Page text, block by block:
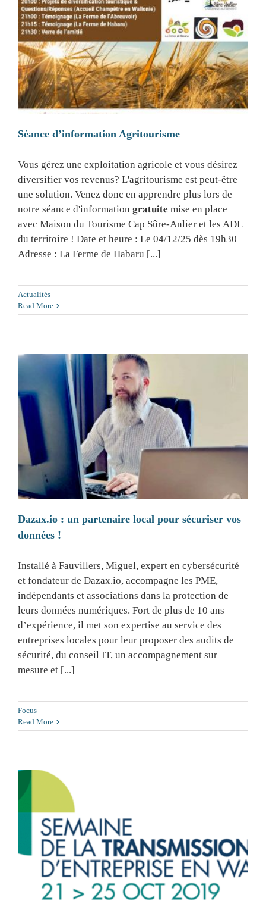
Séance d’information Agritourisme
Vous gérez une exploitation agricole et vous désirez
diversifier vos revenus? L'agritourisme est peut-être
une solution. Venez donc en apprendre plus lors de
notre séance d'information 𝐠𝐫𝐚𝐭𝐮𝐢𝐭𝐞 mise en place
avec Maison du Tourisme Cap Sûre-Anlier et les ADL
du territoire ! Date et heure : Le 04/12/25 dès 19h30
Adresse : La Ferme de Habaru [...]
Actualités
Read More
Dazax.io : un partenaire local pour sécuriser vos
données !
Installé à Fauvillers, Miguel, expert en cybersécurité
et fondateur de Dazax.io, accompagne les PME,
indépendants et associations dans la protection de
leurs données numériques. Fort de plus de 10 ans
d’expérience, il met son expertise au service des
entreprises locales pour leur proposer des audits de
sécurité, du conseil IT, un accompagnement sur
mesure et [...]
Focus
Read More